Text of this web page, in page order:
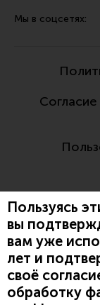
Пользуясь
вы
вам уже
лет и
своё
обработку
Мы в соцсетях: